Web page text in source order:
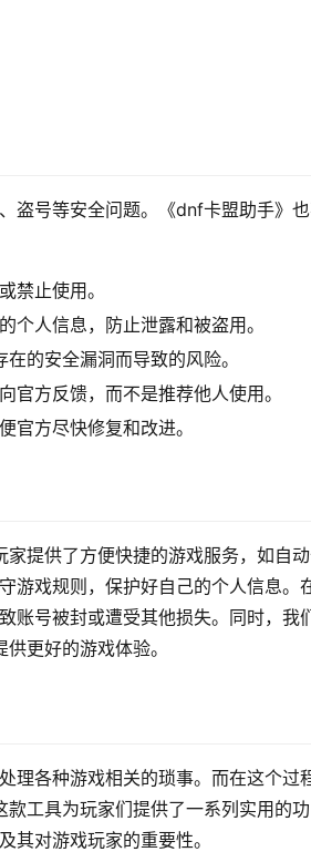
盗号等安全问题。《dnf卡盟助手》
禁止使用。
人信息，防止泄露和被盗用。
的安全漏洞而导致的风险。
方反馈，而不是推荐他人使用。
官方尽快修复和改进。
提供了方便快捷的游戏服务，如自
游戏规则，保护好自己的个人信息。
账号被封或遭受其他损失。同时，我
更好的游戏体验。
理各种游戏相关的琐事。而在这个过
工具为玩家们提供了一系列实用的功
其对游戏玩家的重要性。